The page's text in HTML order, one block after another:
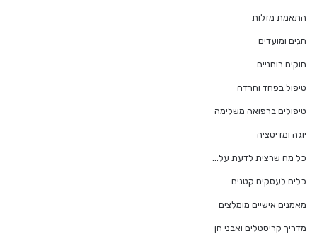
התאמת מזלות
חגים ומועדים
חוקים רוחניים
טיפול בפחד וחרדה
טיפולים ברפואה משלימה
יוגה ומדיטציה
כל מה שרצית לדעת על…
כלים לעסקים קטנים
מאמנים אישיים מומלצים
מדריך קריסטלים ואבני חן